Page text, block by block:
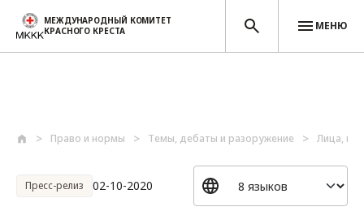
МЕЖДУНАРОДНЫЙ КОМИТЕТ
КРАСНОГО КРЕСТА
МЕНЮ
Право и нормы Темы, дебаты и разоружение Лица,
Пресс-релиз 02-10-2020